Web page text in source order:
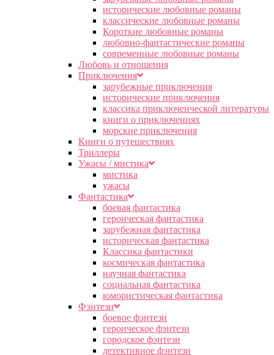
исторические любовные романы
классические любовные романы
Короткие любовные романы
любовно-фантастические романы
современные любовные романы
Любовь и отношения
Приключения
зарубежные приключения
исторические приключения
классика приключенческой литературы
книги о приключениях
морские приключения
Книги о путешествиях
Триллеры
Ужасы / мистика
мистика
ужасы
Фантастика
боевая фантастика
героическая фантастика
зарубежная фантастика
историческая фантастика
Классика фантастики
космическая фантастика
научная фантастика
социальная фантастика
юмористическая фантастика
Фэнтези
боевое фэнтези
героическое фэнтези
городское фэнтези
детективное фэнтези